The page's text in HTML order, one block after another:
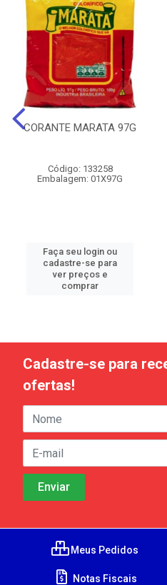
CORANTE MARATA 97G
Código: 133258
Embalagem: 01X97G
Faça seu login ou
cadastre-se para
ver preços e
comprar
Cadastre-se para
ofertas!
Meus Pedidos
Notas Fiscais